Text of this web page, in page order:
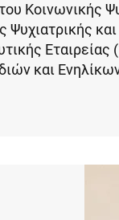
Κοινωνικής
Ψυχιατρικής
Εταιρείας
και